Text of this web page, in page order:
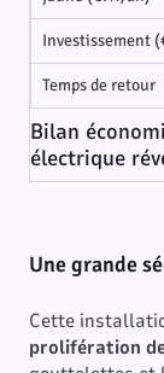
Bilan
électrique
Investissement
Temps de retour
Une grande
Cette
prolifération